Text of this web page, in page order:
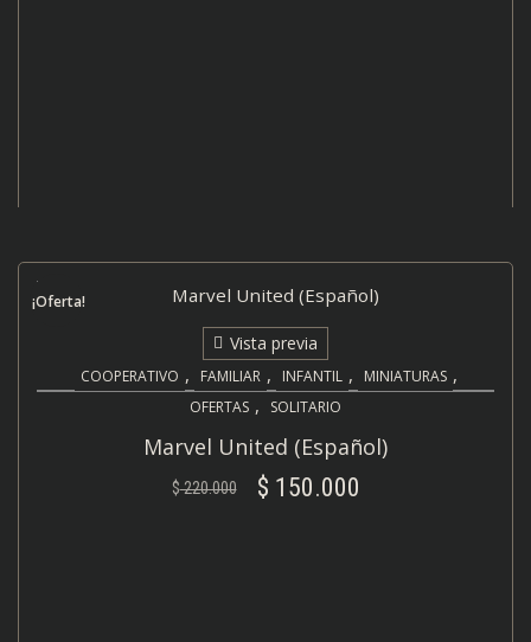
¡Oferta!
Vista previa
COOPERATIVO , FAMILIAR , INFANTIL , MINIATURAS ,
OFERTAS , SOLITARIO
Marvel United (Español)
$220.000
El
$ 150.000